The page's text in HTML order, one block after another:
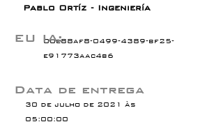
Pablo Ortíz - Ingeniería
00e88af8-0499-4389-bf25-
e91773aac4b6
EU IA:
Data de entrega
30 de julho de 2021 às
05:00:00